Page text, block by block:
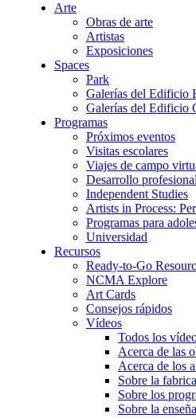
Arte
Obras de arte
Artistas
Exposiciones
Spaces
Park
Galerías del Edificio
Galerías del Edificio
Programas
Próximos eventos
Visitas escolares
Viajes de campo
Desarrollo profesional
Independent Studies
Artists in Process:
Programas para
Universidad
Recursos
Ready-to-Go
NCMA Explore
Art Cards
Consejos rápidos
Vídeos
Todos los
Acerca de las
Acerca de los
Sobre la
Sobre los
Sobre la